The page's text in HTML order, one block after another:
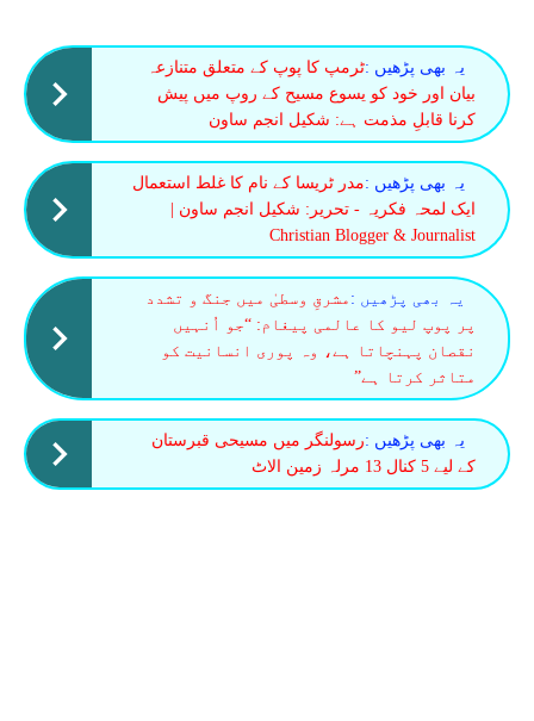
یہ بھی پڑھیں :ٹرمپ کا پوپ کے متعلق متنازعہ
بیان اور خود کو یسوع مسیح کے روپ میں پیش
کرنا قابلِ مذمت ہے: شکیل انجم ساون
یہ بھی پڑھیں :مدر ٹریسا کے نام کا غلط استعمال
ایک لمحہ فکریہ - تحریر: شکیل انجم ساون |
Christian Blogger & Journalist
یہ بھی پڑھیں : مشرقِ وسطیٰ میں جنگ و تشدد
پر پوپ لیو کا عالمی پیغام: “جو اُنہیں
نقصان پہنچاتا ہے، وہ پوری انسانیت کو
متاثر کرتا ہے”
یہ بھی پڑھیں :رسولنگر میں مسیحی قبرستان
کے لیے 5 کنال 13 مرلہ زمین الاٹ